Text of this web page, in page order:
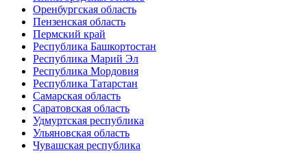
Оренбургская область
Пензенская область
Пермский край
Республика Башкортостан
Республика Марий Эл
Республика Мордовия
Республика Татарстан
Самарская область
Саратовская область
Удмуртская республика
Ульяновская область
Чувашская республика